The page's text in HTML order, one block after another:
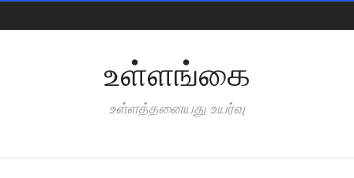
உள்ளங்கை
உள்ளத்தனையது உயர்வு